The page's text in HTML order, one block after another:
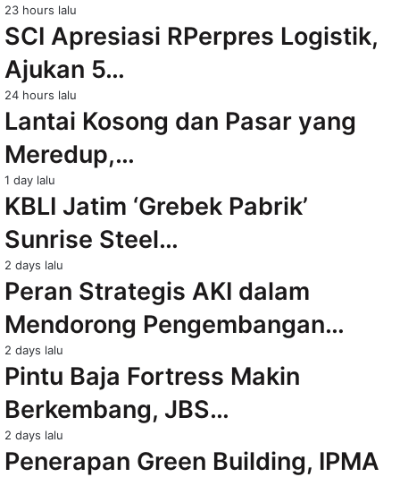
23 hours lalu
SCI Apresiasi RPerpres Logistik,
Ajukan 5…
24 hours lalu
Lantai Kosong dan Pasar yang
Meredup,…
1 day lalu
KBLI Jatim ‘Grebek Pabrik’
Sunrise Steel…
2 days lalu
Peran Strategis AKI dalam
Mendorong Pengembangan…
2 days lalu
Pintu Baja Fortress Makin
Berkembang, JBS…
2 days lalu
Penerapan Green Building, IPMA